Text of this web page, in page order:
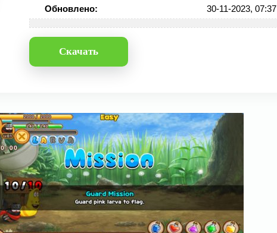
Обновлено:
30-11-2023, 07:37
Скачать